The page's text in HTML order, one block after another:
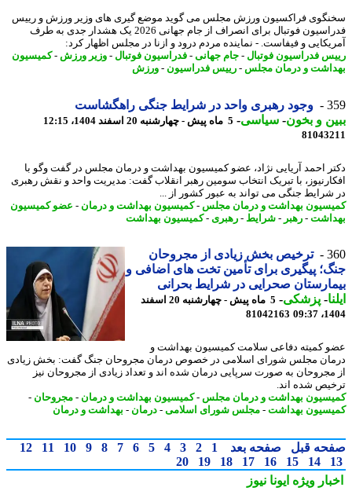
فراکسیون ورزش مجلس می گوید موضع گیری های وزیر ورزش و رییس
فدراسیون فوتبال برای انصراف از جام جهانی 2026 یک هشدار جدی به طرف
و فیفاست. - نماینده مردم درود و ازنا در مجلس اظهار کرد:
فدراسیون فوتبال-جام جهانی-فدراسیون فوتبال-وزیر ورزش -کمیسیون
و درمان مجلس-رییس فدراسیون-ورزش
وجود رهبری واحد در شرایط جنگی راهگشاست
و بخون-سیاسی-5 ماه پیش - چهارشنبه 20 اسفند 1404، 12:15
احمد آریایی نژاد، عضو کمیسیون بهداشت و درمان مجلس در گفت وگو با
با تبریک انتخاب سومین رهبر انقلاب گفت: مدیریت واحد و نقش رهبری
جنگی می تواند به عبور کشور از ...
بهداشت و درمان مجلس-کمیسیون بهداشت و درمان -عضو کمیسیون
-رهبر -شرایط -رهبری- کمیسیون بهداشت
ترخیص بخش زیادی از مجروحان
پیگیری برای تأمین تخت های اضافی و
صحرایی در شرایط بحرانی
-پزشکی-
5 ماه پیش - چهارشنبه 20 اسفند
81042163
کمیته دفاعی سلامت کمیسیون بهداشت و
مجلس شورای اسلامی در خصوص درمان مجروحان جنگ گفت: بخش زیادی
به صورت سرپایی درمان شده اند و تعداد زیادی از مجروحان نیز
شده اند.
بهداشت و درمان مجلس-کمیسیون بهداشت و درمان -مجروحان-
بهداشت -مجلس شورای اسلامی-درمان -بهداشت و درمان
قبل صفحه بعد 1
2
3
4
5
6
7
8
9
10
11
12
14
15
16
17
18
19
20
ویژهایونا نیوز